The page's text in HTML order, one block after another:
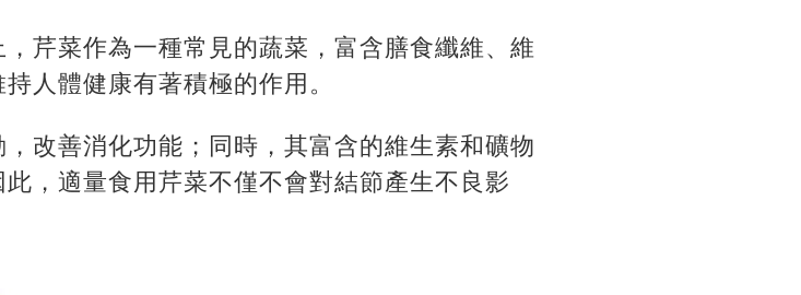
芹菜作為一種常見的蔬菜，富含膳食纖維、維
人體健康有著積極的作用。
改善消化功能；同時，其富含的維生素和礦物
，適量食用芹菜不僅不會對結節產生不良影